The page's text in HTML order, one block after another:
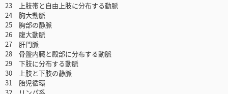
23 上肢帯と自由上肢に分布する動脈
24 胸大動脈
25 胸部の静脈
26 腹大動脈
27 肝門脈
28 骨盤内臓と殿部に分布する動脈
29 下肢に分布する動脈
30 上肢と下肢の静脈
31 胎児循環